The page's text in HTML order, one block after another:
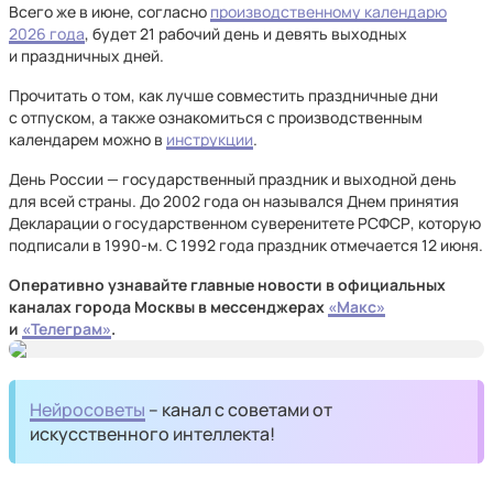
Всего же в июне, согласно производственному календарю
2026 года, будет 21 рабочий день и девять выходных
и праздничных дней.
Прочитать о том, как лучше совместить праздничные дни
с отпуском, а также ознакомиться с производственным
календарем можно в инструкции.
День России — государственный праздник и выходной день
для всей страны. До 2002 года он назывался Днем принятия
Декларации о государственном суверенитете РСФСР, которую
подписали в 1990-м. С 1992 года праздник отмечается 12 июня.
Оперативно узнавайте главные новости в официальных
каналах города Москвы в мессенджерах «Макс»
и «Телеграм».
Нейросоветы – канал с советами от
искусственного интеллекта!